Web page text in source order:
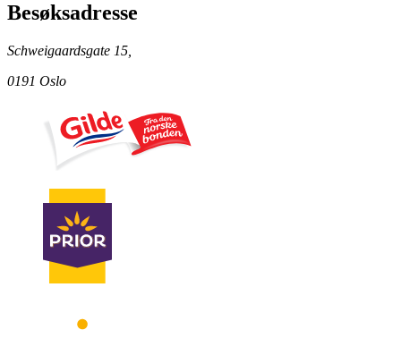
Besøksadresse
Schweigaardsgate 15,
0191 Oslo